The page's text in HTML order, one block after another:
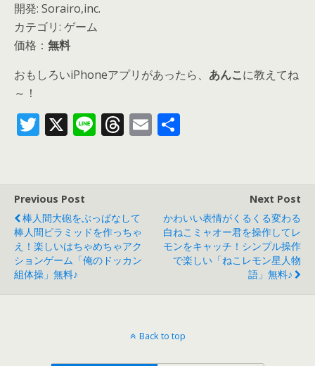
開発: Sorairo,inc.
カテゴリ: ゲーム
価格： 無料
おもしろいiPhoneアプリがあったら、 あんこに教えてね
～！
T
er
X Li T
d
s
E
Previous Post
棒人間大砲をぶっぱなして
棒人間ピラミッドを作っちゃ
え！楽しいはちゃめちゃアク
ションゲーム「俺のドッカン
組体操」無料♪
Next Post
かわいい表情がくるくる変わる
白ねこミャオー君を操作してレ
モンをキャッチ！シンプル操作
で楽しい「ねこレモン星人物
語」無料♪
Back to top